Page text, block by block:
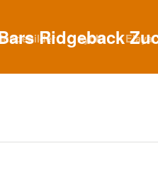
Ayoki Elaya